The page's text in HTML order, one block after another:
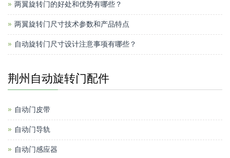
两翼旋转门的好处和优势有哪些？
两翼旋转门尺寸技术参数和产品特点
自动旋转门尺寸设计注意事项有哪些？
荆州自动旋转门配件
自动门皮带
自动门导轨
自动门感应器